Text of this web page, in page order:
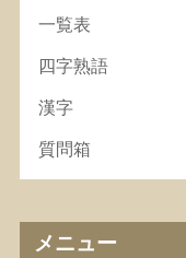
一覧表
四字熟語
漢字
質問箱
メニュー